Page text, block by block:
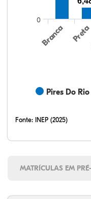
Pires Do
Branca Preta
0
Fonte: INEP (2025)
MATRÍCULAS EM